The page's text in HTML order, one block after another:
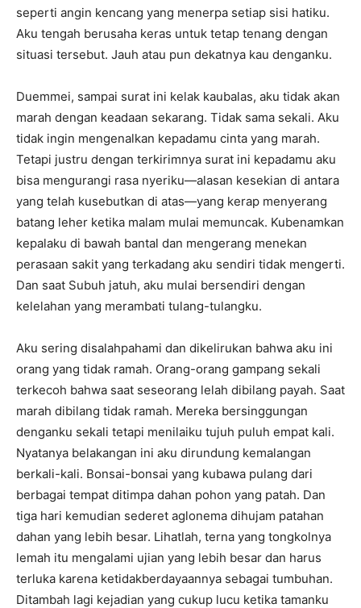
seperti angin kencang yang menerpa setiap sisi hatiku.
Aku tengah berusaha keras untuk tetap tenang dengan
situasi tersebut. Jauh atau pun dekatnya kau denganku.
Duemmei, sampai surat ini kelak kaubalas, aku tidak akan
marah dengan keadaan sekarang. Tidak sama sekali. Aku
tidak ingin mengenalkan kepadamu cinta yang marah.
Tetapi justru dengan terkirimnya surat ini kepadamu aku
bisa mengurangi rasa nyeriku—alasan kesekian di antara
yang telah kusebutkan di atas—yang kerap menyerang
batang leher ketika malam mulai memuncak. Kubenamkan
kepalaku di bawah bantal dan mengerang menekan
perasaan sakit yang terkadang aku sendiri tidak mengerti.
Dan saat Subuh jatuh, aku mulai bersendiri dengan
kelelahan yang merambati tulang-tulangku.
Aku sering disalahpahami dan dikelirukan bahwa aku ini
orang yang tidak ramah. Orang-orang gampang sekali
terkecoh bahwa saat seseorang lelah dibilang payah. Saat
marah dibilang tidak ramah. Mereka bersinggungan
denganku sekali tetapi menilaiku tujuh puluh empat kali.
Nyatanya belakangan ini aku dirundung kemalangan
berkali-kali. Bonsai-bonsai yang kubawa pulang dari
berbagai tempat ditimpa dahan pohon yang patah. Dan
tiga hari kemudian sederet aglonema dihujam patahan
dahan yang lebih besar. Lihatlah, terna yang tongkolnya
lemah itu mengalami ujian yang lebih besar dan harus
terluka karena ketidakberdayaannya sebagai tumbuhan.
Ditambah lagi kejadian yang cukup lucu ketika tamanku